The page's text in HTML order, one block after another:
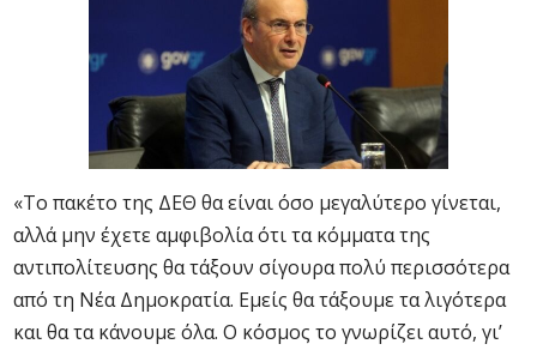
«Το πακέτο της ΔΕΘ θα είναι όσο μεγαλύτερο γίνεται,
αλλά μην έχετε αμφιβολία ότι τα κόμματα της
αντιπολίτευσης θα τάξουν σίγουρα πολύ περισσότερα
από τη Νέα Δημοκρατία. Εμείς θα τάξουμε τα λιγότερα
και θα τα κάνουμε όλα. Ο κόσμος το γνωρίζει αυτό, γι’